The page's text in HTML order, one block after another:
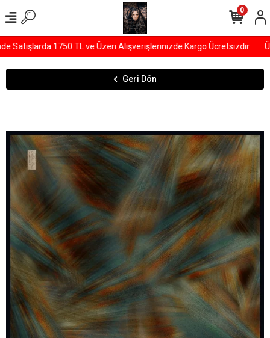
1750 TL ve Üzeri Alışverişlerinizde Kargo Ücretsizdir
0
Geri Dön